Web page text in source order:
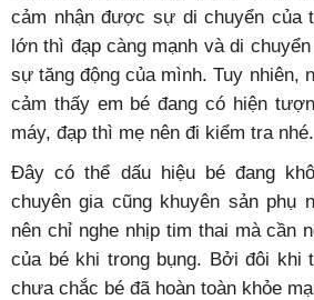
cảm nhận được sự di chuyển của
lớn thì đạp càng mạnh và di
sự tăng động của mình. Tuy nhiên,
cảm thấy em bé đang có hiện
máy, đạp thì mẹ nên đi kiểm tra nhé.
Đây có thể dấu hiệu bé đang
chuyên gia cũng khuyên sản phụ
nên chỉ nghe nhịp tim thai mà cần
của bé khi trong bụng. Bởi đôi khi
chưa chắc bé đã hoàn toàn khỏe